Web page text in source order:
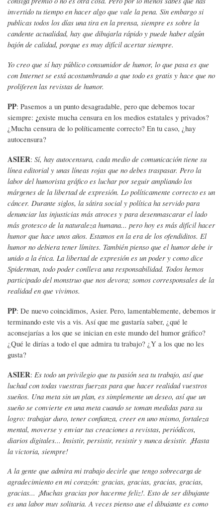
invertido tu tiempo en hacer algo que vale la pena. Sin embargo si
publicas todos los días una tira en la prensa, siempre es sobre la
candente actualidad, hay que dibujarla rápido y puede haber algún
bajón de calidad, porque es muy difícil acertar siempre.
Yo creo que sí hay público consumidor de humor, lo que pasa es que
con Internet se está acostumbrando a que todo es gratis y hace que no
proliferen las revistas de humor.
PP: Pasemos a un punto desagradable, pero que debemos tocar
siempre: ¿existe mucha censura en los medios estatales y privados?
¿Mucha censura de lo políticamente correcto? En tu caso, ¿hay
autocensura?
ASIER: Sí, hay autocensura, cada medio de comunicación tiene su
línea editorial y unas líneas rojas que no debes traspasar. Pero la
labor del humorista gráfico es luchar por seguir ampliando los
márgenes de la libertad de expresión. Lo políticamente correcto es un
cáncer. Durante siglos, la sátira social y política ha servido para
denunciar las injusticias más atroces y para desenmascarar el lado
más grotesco de la naturaleza humana... pero hoy es más difícil hacer
humor que hace unos años. Estamos en la era de los ofendiditos. El
humor no debiera tener límites. También pienso que el humor debe ir
unido a la ética. La libertad de expresión es un poder y como dice
Spiderman, todo poder conlleva una responsabilidad. Todos hemos
participado del monstruo que nos devora; somos corresponsales de la
realidad en que vivimos.
PP: De nuevo coincidimos, Asier. Pero, lamentablemente, debemos ir
terminando este vis a vis. Así que me gustaría saber, ¿qué le
aconsejarías a los que se inician en este mundo del humor gráfico?
¿Qué le dirías a todo el que admira tu trabajo? ¿Y a los que no les
gusta?
ASIER: Es todo un privilegio que tu pasión sea tu trabajo, así que
luchad con todas vuestras fuerzas para que hacer realidad vuestros
sueños. Una meta sin un plan, es simplemente un deseo, así que un
sueño se convierte en una meta cuando se toman medidas para su
logro: trabajar duro, tener confianza, creer en uno mismo, fortaleza
mental, moverse y enviar tus creaciones a revistas, periódicos,
diarios digitales... Insistir, persistir, resistir y nunca desistir. ¡Hasta
la victoria, siempre!
A la gente que admira mi trabajo decirle que tengo sobrecarga de
agradecimiento en mi corazón: gracias, gracias, gracias, gracias,
gracias... ¡Muchas gracias por hacerme feliz!. Esto de ser dibujante
es una labor muy solitaria. A veces pienso que el dibujante es como